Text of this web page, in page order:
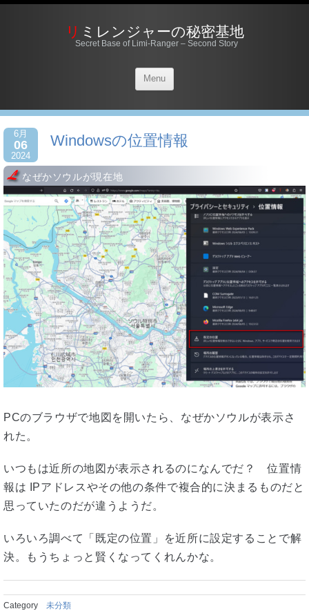
リミレンジャーの秘密基地
Secret Base of Limi-Ranger – Second Story
Menu
6月
06
2024
Windowsの位置情報
なぜかソウルが現在地
PCのブラウザで地図を開いたら、なぜかソウルが表示さ
れた。
いつもは近所の地図が表示されるのになんでだ？ 位置情
報は IPアドレスやその他の条件で複合的に決まるものだと
思っていたのだが違うようだ。
いろいろ調べて「既定の位置」を近所に設定することで解
決。もうちょっと賢くなってくれんかな。
Category 未分類